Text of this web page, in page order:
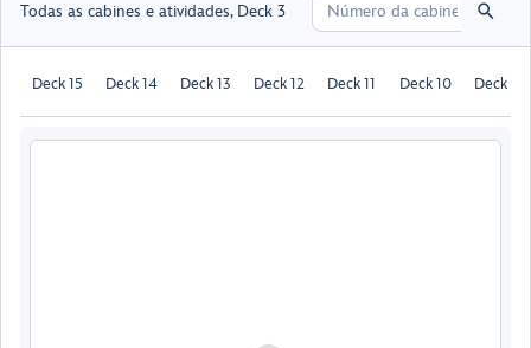
Todas as cabines e atividades, Deck 3
Deck 15 Deck 14 Deck 13 Deck 12 Deck 11 Deck 10 Deck 9